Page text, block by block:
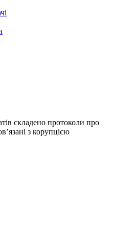
складено протоколи про
з корупцією